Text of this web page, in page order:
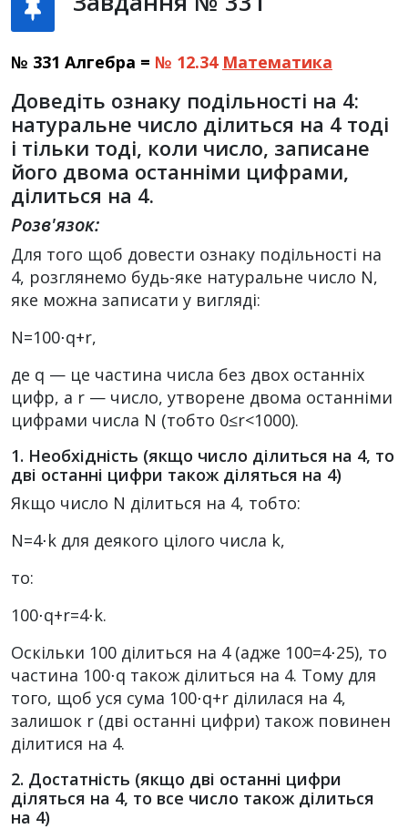
№ 331 Алгебра = № 12.34 Математика
Доведіть ознаку подільності на 4:
натуральне число ділиться на 4 тоді
і тільки тоді, коли число, записане
його двома останніми цифрами,
ділиться на 4.
Розв'язок:
Для того щоб довести ознаку подільності на
4, розглянемо будь-яке натуральне число N,
яке можна записати у вигляді:
N=100⋅q+r,
де q — це частина числа без двох останніх
цифр, а r — число, утворене двома останніми
цифрами числа N (тобто 0≤r<1000).
1. Необхідність (якщо число ділиться на 4, то
дві останні цифри також діляться на 4)
Якщо число N ділиться на 4, тобто:
N=4⋅k для деякого цілого числа k,
то:
100⋅q+r=4⋅k.
Оскільки 100 ділиться на 4 (адже 100=4⋅25), то
частина 100⋅q також ділиться на 4. Тому для
того, щоб уся сума 100⋅q+r ділилася на 4,
залишок r (дві останні цифри) також повинен
ділитися на 4.
2. Достатність (якщо дві останні цифри
діляться на 4, то все число також ділиться
на 4)